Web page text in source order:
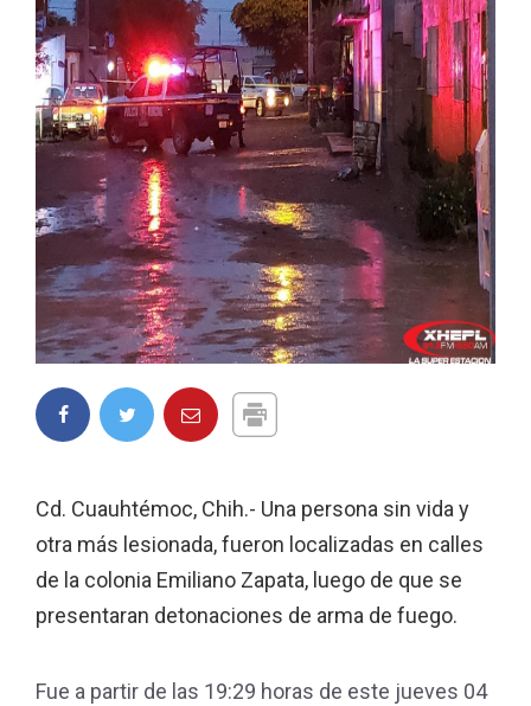
Cd. Cuauhtémoc, Chih.- Una persona sin vida y
otra más lesionada, fueron localizadas en calles
de la colonia Emiliano Zapata, luego de que se
presentaran detonaciones de arma de fuego.
Fue a partir de las 19:29 horas de este jueves 04